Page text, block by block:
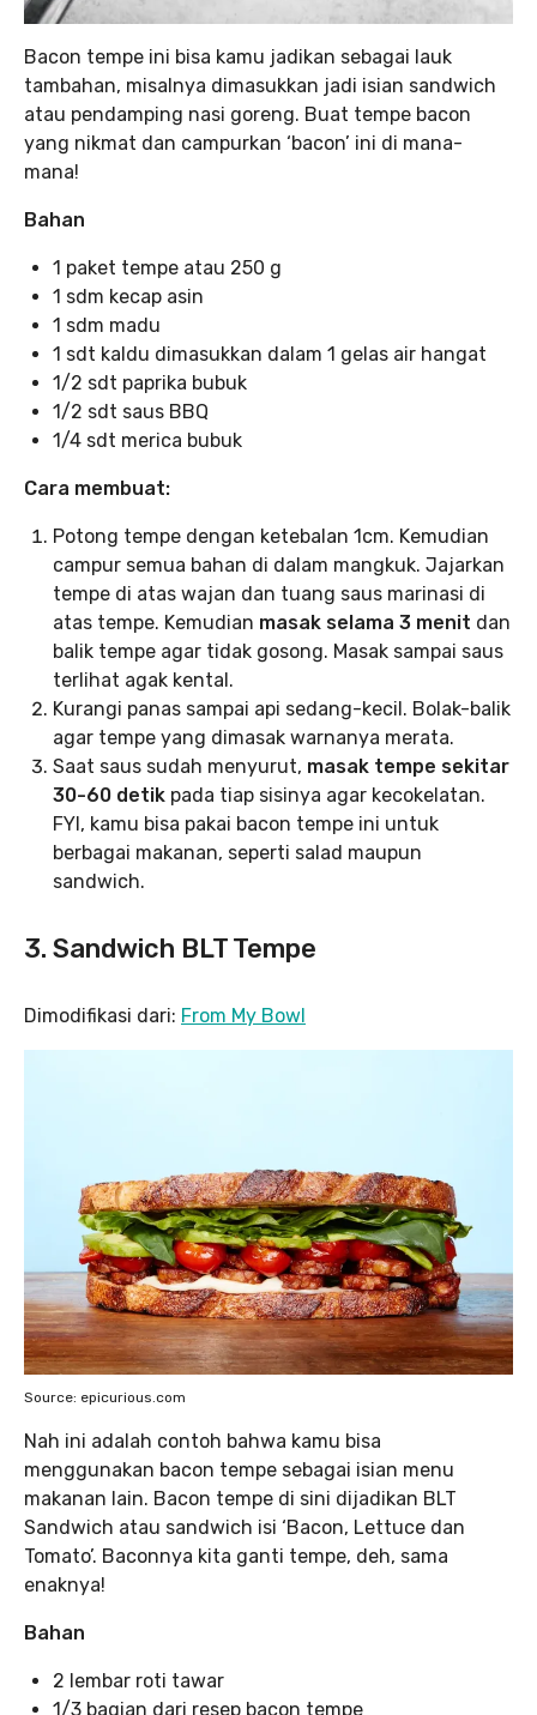
Bacon tempe ini bisa kamu jadikan sebagai lauk
tambahan, misalnya dimasukkan jadi isian sandwich
atau pendamping nasi goreng. Buat tempe bacon
yang nikmat dan campurkan ‘bacon’ ini di mana-
mana!
Bahan
1 paket tempe atau 250 g
1 sdm kecap asin
1 sdm madu
1 sdt kaldu dimasukkan dalam 1 gelas air hangat
1/2 sdt paprika bubuk
1/2 sdt saus BBQ
1/4 sdt merica bubuk
Cara membuat:
Potong tempe dengan ketebalan 1cm. Kemudian
campur semua bahan di dalam mangkuk. Jajarkan
tempe di atas wajan dan tuang saus marinasi di
atas tempe. Kemudian masak selama 3 menit dan
balik tempe agar tidak gosong. Masak sampai saus
terlihat agak kental.
Kurangi panas sampai api sedang-kecil. Bolak-balik
agar tempe yang dimasak warnanya merata.
Saat saus sudah menyurut, masak tempe sekitar
30-60 detik pada tiap sisinya agar kecokelatan.
FYI, kamu bisa pakai bacon tempe ini untuk
berbagai makanan, seperti salad maupun
sandwich.
3. Sandwich BLT Tempe
Dimodifikasi dari: From My Bowl
Source: epicurious.com
Nah ini adalah contoh bahwa kamu bisa
menggunakan bacon tempe sebagai isian menu
makanan lain. Bacon tempe di sini dijadikan BLT
Sandwich atau sandwich isi ‘Bacon, Lettuce dan
Tomato’. Baconnya kita ganti tempe, deh, sama
enaknya!
Bahan
2 lembar roti tawar
1/3 bagian dari resep bacon tempe